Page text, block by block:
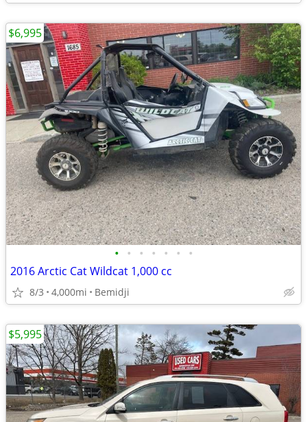
• • • • • • •
2016 Arctic Cat Wildcat 1,000 cc
8/3 4,000mi Bemidji
$6,995
$5,995